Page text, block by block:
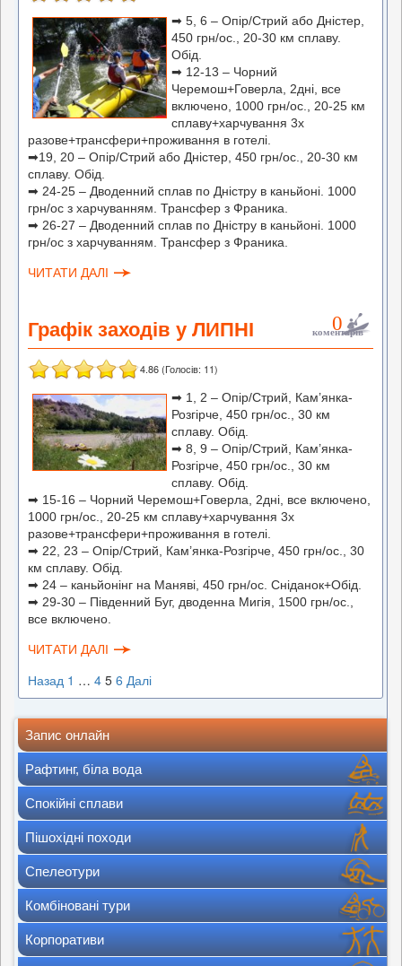
Запис онлайн
Рафтинг, біла вода
Спокійні сплави
Пішохідні походи
Спелеотури
Комбіновані тури
Корпоративи
➡ 5, 6 – Опір/Стрий або Дністер,
450 грн/ос., 20-30 км сплаву.
Обід.
➡ 12-13 – Чорний
Черемош+Говерла, 2дні, все
включено, 1000 грн/ос., 20-25 км
сплаву+харчування 3х
разове+трансфери+проживання в готелі.
➡19, 20 – Опір/Стрий або Дністер, 450 грн/ос., 20-30 км
сплаву. Обід.
➡ 24-25 – Дводенний сплав по Дністру в каньйоні. 1000
грн/ос з харчуванням. Трансфер з Франика.
➡ 26-27 – Дводенний сплав по Дністру в каньйоні. 1000
грн/ос з харчуванням. Трансфер з Франика.
ЧИТАТИ ДАЛІ
Графік заходів у ЛИПНІ 0
коментарів
4.86(Голосів: 11)
➡ 1, 2 – Опір/Стрий, Кам’янка-
Розгірче, 450 грн/ос., 30 км
сплаву. Обід.
➡ 8, 9 – Опір/Стрий, Кам’янка-
Розгірче, 450 грн/ос., 30 км
сплаву. Обід.
➡ 15-16 – Чорний Черемош+Говерла, 2дні, все включено,
1000 грн/ос., 20-25 км сплаву+харчування 3х
разове+трансфери+проживання в готелі.
➡ 22, 23 – Опір/Стрий, Кам’янка-Розгірче, 450 грн/ос., 30
км сплаву. Обід.
➡ 24 – каньйонінг на Маняві, 450 грн/ос. Сніданок+Обід.
➡ 29-30 – Південний Буг, дводенна Мигія, 1500 грн/ос.,
все включено.
ЧИТАТИ ДАЛІ
Пагінація
записів
Назад 1 … 4 5 6 Далі